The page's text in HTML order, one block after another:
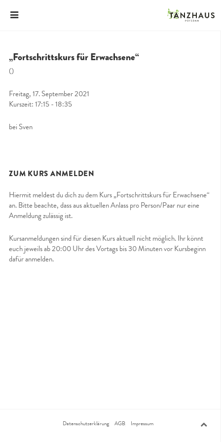
„Fortschrittskurs für Erwachsene“
()
Freitag, 17. September 2021
Kurszeit: 17:15 - 18:35
bei Sven
ZUM KURS ANMELDEN
Hiermit meldest du dich zu dem Kurs „Fortschrittskurs für Erwachsene“
an. Bitte beachte, dass aus aktuellen Anlass pro Person/Paar nur eine
Anmeldung zulässig ist.
Kursanmeldungen sind für diesen Kurs aktuell nicht möglich. Ihr könnt
euch jeweils ab 20:00 Uhr des Vortags bis 30 Minuten vor Kursbeginn
dafür anmelden.
Datenschutzerklärung AGB Impressum